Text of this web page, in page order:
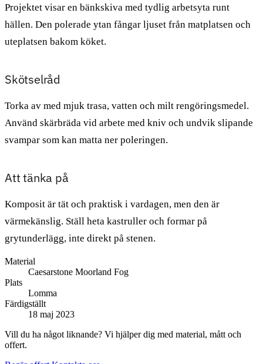
Projektet visar en bänkskiva med tydlig arbetsyta runt
hällen. Den polerade ytan fångar ljuset från matplatsen och
uteplatsen bakom köket.
Skötselråd
Torka av med mjuk trasa, vatten och milt rengöringsmedel.
Använd skärbräda vid arbete med kniv och undvik slipande
svampar som kan matta ner poleringen.
Att tänka på
Komposit är tät och praktisk i vardagen, men den är
värmekänslig. Ställ heta kastruller och formar på
grytunderlägg, inte direkt på stenen.
Material
Caesarstone Moorland Fog
Plats
Lomma
Färdigställt
18 maj 2023
Vill du ha något liknande? Vi hjälper dig med material, mått och
offert.